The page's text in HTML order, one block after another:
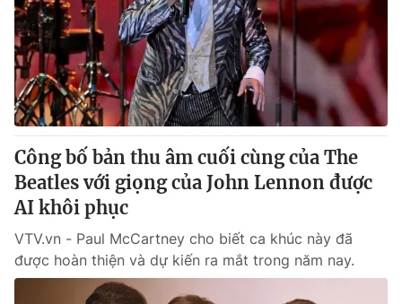
Công bố bản thu âm cuối cùng của The
Beatles với giọng của John Lennon được
AI khôi phục
VTV.vn - Paul McCartney cho biết ca khúc này đã
được hoàn thiện và dự kiến ra mắt trong năm nay.